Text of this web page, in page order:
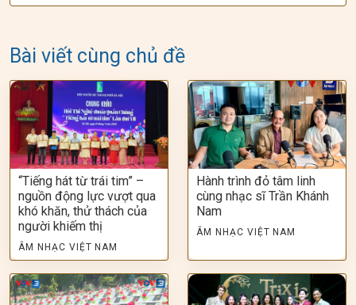
Bài viết cùng chủ đề
“Tiếng hát từ trái tim” –
nguồn động lực vượt qua
khó khăn, thử thách của
người khiếm thị
ÂM NHẠC VIỆT NAM
Hành trình đỏ tâm linh
cùng nhạc sĩ Trần Khánh
Nam
ÂM NHẠC VIỆT NAM